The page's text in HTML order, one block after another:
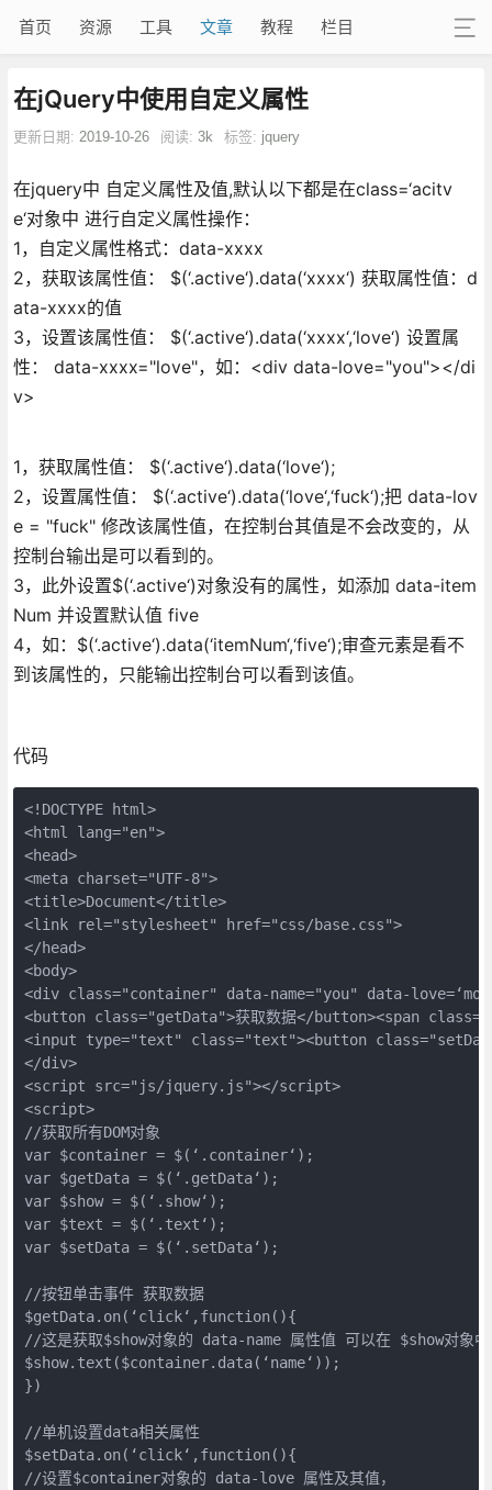
首页 资源 工具 文章 教程 栏目
在jQuery中使用自定义属性
更新日期: 2019-10-26 阅读: 3k 标签: jquery
在jquery中 自定义属性及值,默认以下都是在class=‘acitv
e‘对象中 进行自定义属性操作：
1，自定义属性格式：data-xxxx
2，获取该属性值： $(‘.active‘).data(‘xxxx‘) 获取属性值：d
ata-xxxx的值
3，设置该属性值： $(‘.active‘).data(‘xxxx‘,‘love‘) 设置属
性： data-xxxx="love"，如：<div data-love="you"></di
v>
1，获取属性值： $(‘.active‘).data(‘love‘);
2，设置属性值： $(‘.active‘).data(‘love‘,‘fuck‘);把 data-lov
e = "fuck" 修改该属性值，在控制台其值是不会改变的，从
控制台输出是可以看到的。
3，此外设置$(‘.active‘)对象没有的属性，如添加 data-item
Num 并设置默认值 five
4，如：$(‘.active‘).data(‘itemNum‘,‘five‘);审查元素是看不
到该属性的，只能输出控制台可以看到该值。
代码
<!DOCTYPE html>
<html lang="en">
<head>
<meta charset="UTF-8">
<title>Document</title>
<link rel="stylesheet" href="css/base.css">
</head>
<body>
<div class="container" data-name="you" data-
<button class="getData">获取数据</button><span
<input type="text" class="text"><button
</div>
<script src="js/jquery.js"></script>
<script>
//获取所有DOM对象
var $container = $(‘.container‘);
var $getData = $(‘.getData‘);
var $show = $(‘.show‘);
var $text = $(‘.text‘);
var $setData = $(‘.setData‘);
//按钮单击事件 获取数据
$getData.on(‘click‘,function(){
//这是获取$show对象的 data-name 属性值 可以在 $show对象中
$show.text($container.data(‘name‘));
})
//单机设置data相关属性
$setData.on(‘click‘,function(){
//设置$container对象的 data-love 属性及其值，